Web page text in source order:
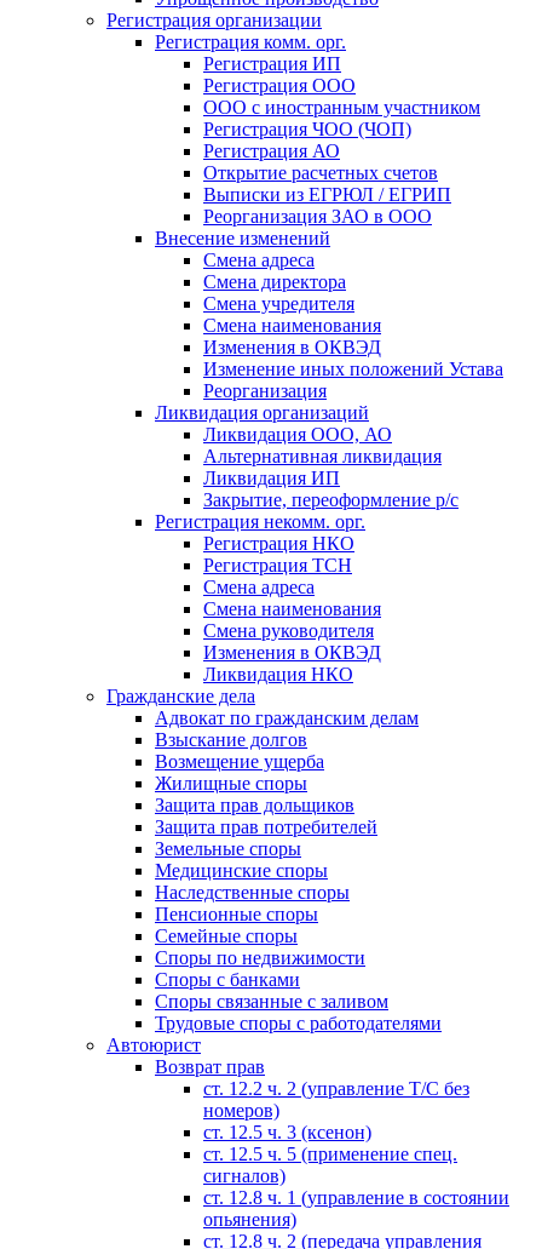
Регистрация организации
Регистрация комм. орг.
Регистрация ИП
Регистрация ООО
ООО с иностранным участником
Регистрация ЧОО (ЧОП)
Регистрация АО
Открытие расчетных счетов
Выписки из ЕГРЮЛ / ЕГРИП
Реорганизация ЗАО в ООО
Внесение изменений
Смена адреса
Смена директора
Cмена учредителя
Смена наименования
Изменения в ОКВЭД
Изменение иных положений Устава
Реорганизация
Ликвидация организаций
Ликвидация ООО, АО
Альтернативная ликвидация
Ликвидация ИП
Закрытие, переоформление р/с
Регистрация некомм. орг.
Регистрация НКО
Регистрация ТСН
Смена адреса
Смена наименования
Смена руководителя
Изменения в ОКВЭД
Ликвидация НКО
Гражданские дела
Адвокат по гражданским делам
Взыскание долгов
Возмещение ущерба
Жилищные споры
Защита прав дольщиков
Защита прав потребителей
Земельные споры
Медицинские споры
Наследственные споры
Пенсионные споры
Семейные споры
Cпоры по недвижимости
Споры с банками
Споры связанные с заливом
Трудовые споры с работодателями
Автоюрист
Возврат прав
ст. 12.2 ч. 2 (управление Т/С без
номеров)
ст. 12.5 ч. 3 (ксенон)
ст. 12.5 ч. 5 (применение спец.
сигналов)
cт. 12.8 ч. 1 (управление в состоянии
опьянения)
ст. 12.8 ч. 2 (передача управления